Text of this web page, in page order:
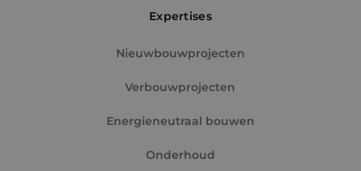
Expertises
Nieuwbouwprojecten
Verbouwprojecten
Energieneutraal bouwen
Onderhoud